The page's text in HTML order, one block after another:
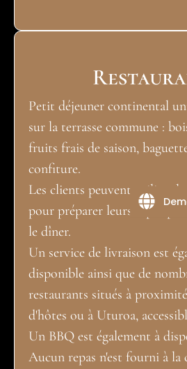
Petit déjeuner continental
sur la terrasse commune :
fruits frais de saison,
confiture.
Les clients peuvent utiliser
pour préparer leurs repas
le dîner.
Un service de livraison est
disponible ainsi que de
restaurants situés à
d'hôtes ou à Uturoa,
Un BBQ est également à
Aucun repas n'est fourni à la